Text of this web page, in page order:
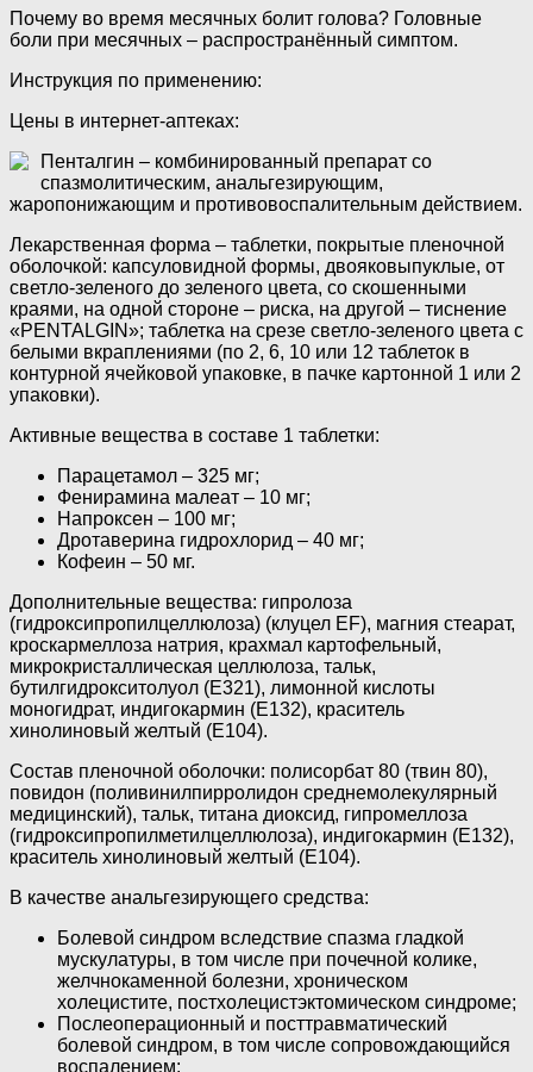
Почему во время месячных болит голова? Головные
боли при месячных – распространённый симптом.
Инструкция по применению:
Цены в интернет-аптеках:
Пенталгин – комбинированный препарат со
спазмолитическим, анальгезирующим,
жаропонижающим и противовоспалительным действием.
Лекарственная форма – таблетки, покрытые пленочной
оболочкой: капсуловидной формы, двояковыпуклые, от
светло-зеленого до зеленого цвета, со скошенными
краями, на одной стороне – риска, на другой – тиснение
«PENTALGIN»; таблетка на срезе светло-зеленого цвета с
белыми вкраплениями (по 2, 6, 10 или 12 таблеток в
контурной ячейковой упаковке, в пачке картонной 1 или 2
упаковки).
Активные вещества в составе 1 таблетки:
Парацетамол – 325 мг;
Фенирамина малеат – 10 мг;
Напроксен – 100 мг;
Дротаверина гидрохлорид – 40 мг;
Кофеин – 50 мг.
Дополнительные вещества: гипролоза
(гидроксипропилцеллюлоза) (клуцел EF), магния стеарат,
кроскармеллоза натрия, крахмал картофельный,
микрокристаллическая целлюлоза, тальк,
бутилгидрокситолуол (E321), лимонной кислоты
моногидрат, индигокармин (Е132), краситель
хинолиновый желтый (Е104).
Состав пленочной оболочки: полисорбат 80 (твин 80),
повидон (поливинилпирролидон среднемолекулярный
медицинский), тальк, титана диоксид, гипромеллоза
(гидроксипропилметилцеллюлоза), индигокармин (E132),
краситель хинолиновый желтый (Е104).
В качестве анальгезирующего средства:
Болевой синдром вследствие спазма гладкой
мускулатуры, в том числе при почечной колике,
желчнокаменной болезни, хроническом
холецистите, постхолецистэктомическом синдроме;
Послеоперационный и посттравматический
болевой синдром, в том числе сопровождающийся
воспалением;